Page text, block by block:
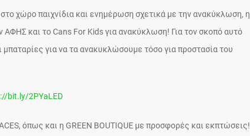
χώρο παιχνίδια και ενημέρωση σχετικά με την ανακύκλωση, η
και το Cans For Kids για ανακύκλωση! Για τον σκοπό αυτό
για να τα ανακυκλώσουμε τόσο για προστασία του
bit.ly/2PYaLED
όπως και η GREEN BOUTIQUE με προσφορές και εκπτώσεις!